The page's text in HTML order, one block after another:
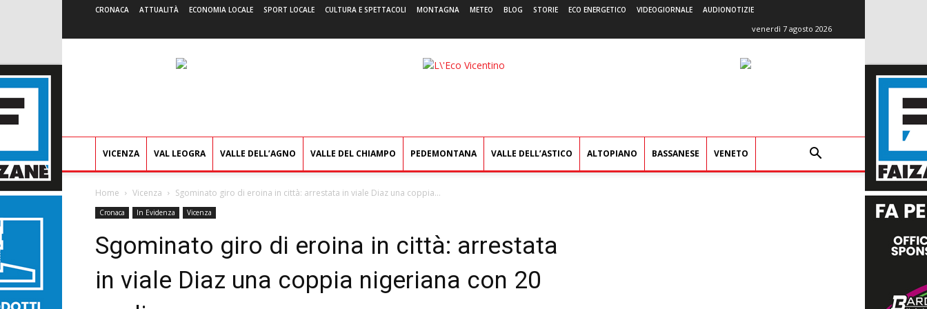
CRONACA ATTUALITÀ ECONOMIA LOCALE SPORT LOCALE CULTURA E SPETTACOLI MONTAGNA METEO BLOG STORIE ECO ENERGETICO VIDEOGIORNALE AUDIONOTIZIE
venerdì 7 agosto 2026
L'Eco
VICENZA VAL LEOGRA VALLE DELL’AGNO VALLE DEL CHIAMPO PEDEMONTANA VALLE DELL’ASTICO ALTOPIANO BASSANESE VENETO
Home Vicenza Sgominato giro di eroina in città: arrestata in viale Diaz una coppia...
Cronaca In Evidenza Vicenza
Sgominato giro di eroina in città: arrestata
in viale Diaz una coppia nigeriana con 20